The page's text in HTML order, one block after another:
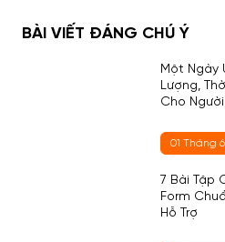
BÀI VIẾT ĐÁNG CHÚ Ý
Một Ngày
Lượng,
Cho
01 Tháng
7 Bài Tập
Form
Hỗ Trợ